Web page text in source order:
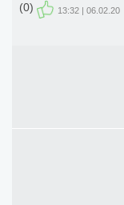
06.02.20 | 13:32
(0)